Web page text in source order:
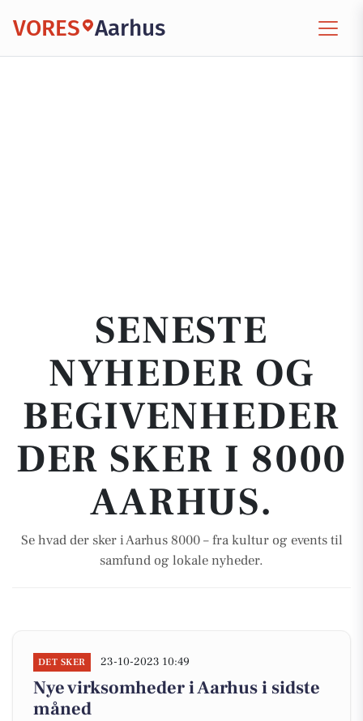
VORES Aarhus
SENESTE
NYHEDER OG
BEGIVENHEDER
DER SKER I 8000
AARHUS.
Se hvad der sker i Aarhus 8000 – fra kultur og events til
samfund og lokale nyheder.
DET SKER 23-10-2023 10:49
Nye virksomheder i Aarhus i sidste
måned